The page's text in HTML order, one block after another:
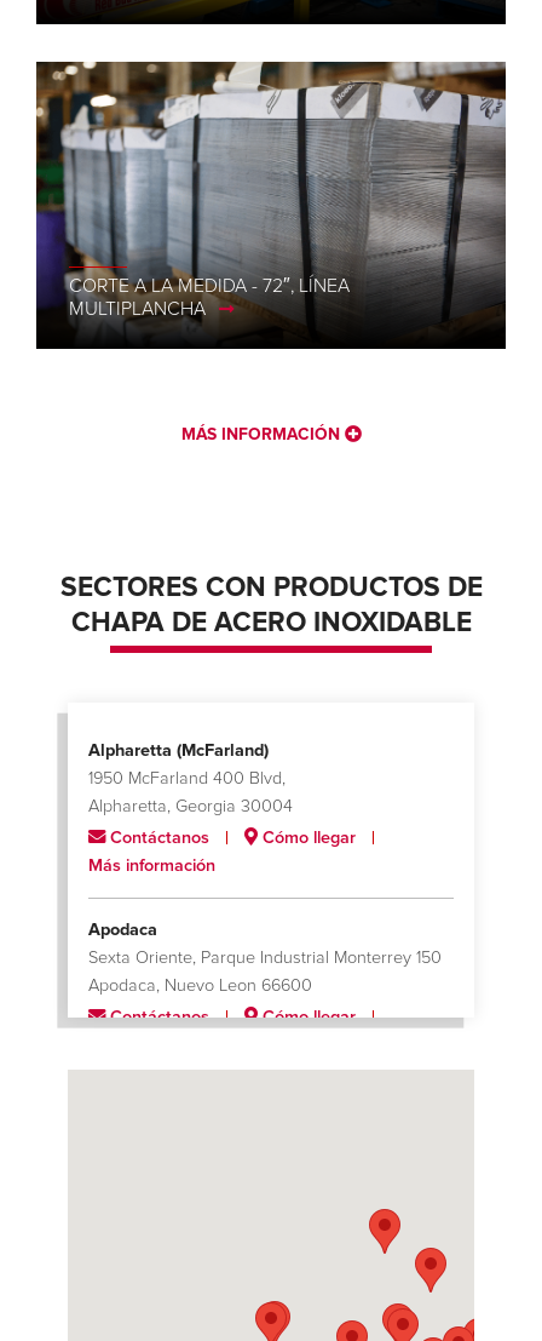
CORTE A LA MEDIDA - 72″, LÍNEA
MULTIPLANCHA
MÁS INFORMACIÓN
SECTORES CON PRODUCTOS DE
CHAPA DE ACERO INOXIDABLE
Alpharetta (McFarland)
1950 McFarland 400 Blvd,
Alpharetta, Georgia 30004
Contáctanos
Cómo llegar
Más información
Apodaca
Sexta Oriente, Parque Industrial Monterrey 150
Apodaca, Nuevo Leon 66600
Contáctanos
Cómo llegar
624 Black Satchel Drive